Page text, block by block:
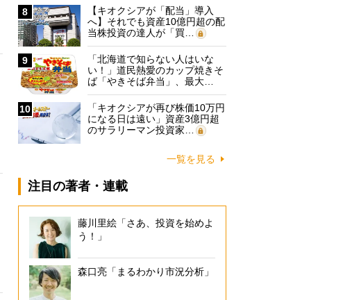
8
【キオクシアが「配当」導入
へ】それでも資産10億円超の配
当株投資の達人が「買…
9
「北海道で知らない人はいな
い！」道民熱愛のカップ焼きそ
ば「やきそば弁当」、最大…
10
「キオクシアが再び株価10万円
になる日は遠い」資産3億円超
のサラリーマン投資家…
一覧を見る
注目の著者・連載
藤川里絵「さあ、投資を始めよ
う！」
森口亮「まるわかり市況分析」